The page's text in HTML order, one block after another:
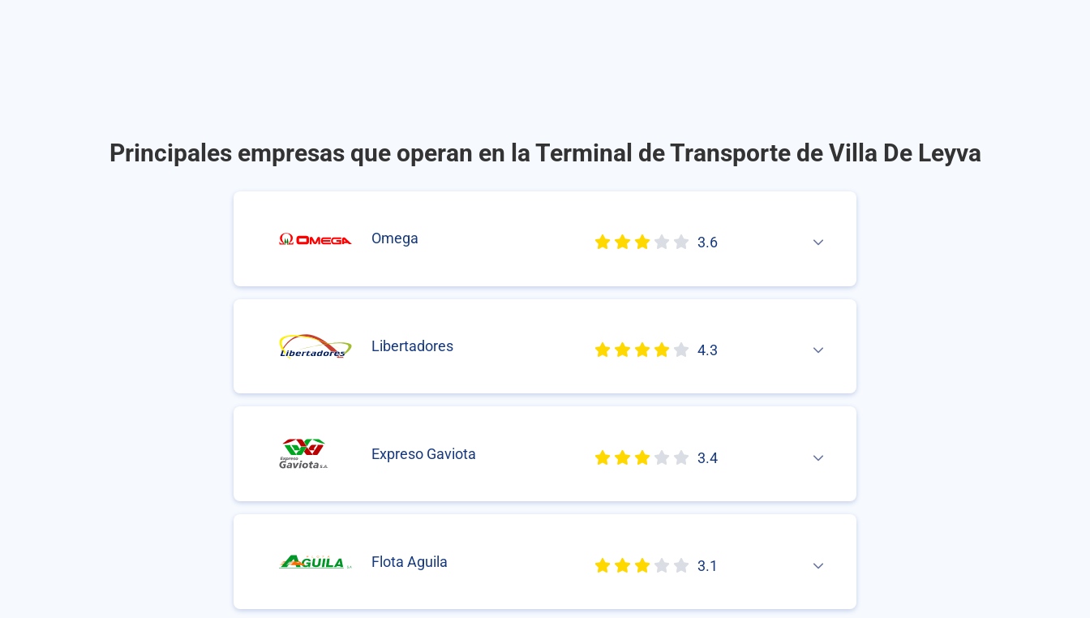
Principales empresas que operan en la Terminal de Transporte de Villa De Leyva
Omega 3.6
Libertadores 4.3
Expreso Gaviota 3.4
Flota Aguila 3.1